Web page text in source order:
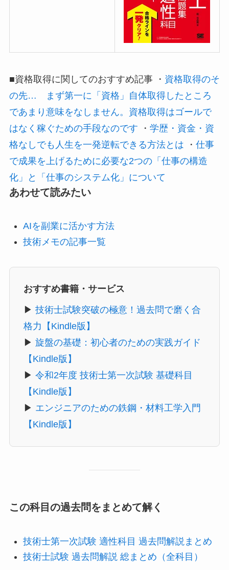
■資格取得に関してのおすすめ記事 ・ 資格取得のそ
の先… まず第一に「資格」自体取得したところ
であまり意味をなしません。資格取得はゴールで
はなく稼ぐための手段なのです
・ 学歴・資金・資
格なしでも人生を一発逆転できる方法とは
・ 仕事
で成果を上げるために必要な2つの「仕事の構造
化」と「仕事のシステム化」について
あわせて読みたい
AIを副業に活かす方法
技術メモの記事一覧
おすすめ書籍・サービス
▶ 技術士試験突破の極意！過去問で磨く合
格力【Kindle版】
▶ 旋盤の基礎：初心者のための実践ガイド
【Kindle版】
▶ 令和2年度 技術士第一次試験 基礎科目
【Kindle版】
▶ エンジニアのための鉄鋼・材料工学入門
【Kindle版】
この科目の過去問をまとめて解く
技術士第一次試験 適性科目 過去問解説まとめ
技術士試験 過去問解説 総まとめ（全科目）